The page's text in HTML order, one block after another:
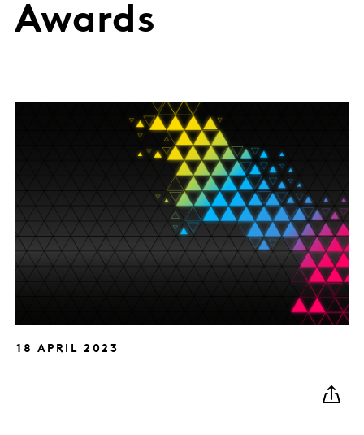
Awards
18 APRIL 2023